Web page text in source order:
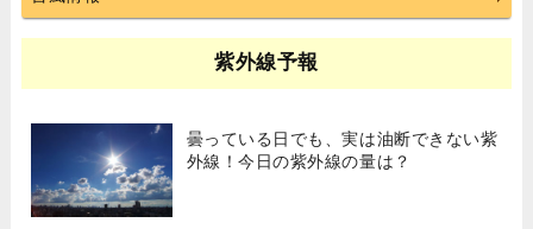
紫外線予報
曇っている日でも、実は油断できない紫
外線！今日の紫外線の量は？